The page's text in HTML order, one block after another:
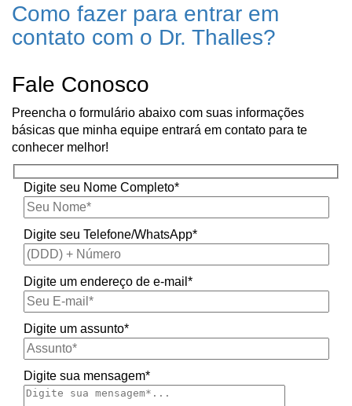
Como fazer para entrar em
contato com o Dr. Thalles?
Fale Conosco
Preencha o formulário abaixo com suas informações
básicas que minha equipe entrará em contato para te
conhecer melhor!
Digite seu Nome Completo*
Digite seu Telefone/WhatsApp*
Digite um endereço de e-mail*
Digite um assunto*
Digite sua mensagem*